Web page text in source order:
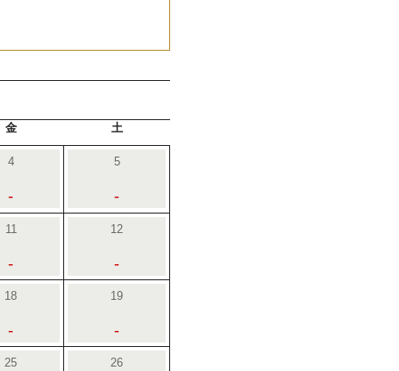
金 土
4
-
5
-
11
-
12
-
18
-
19
-
25 26